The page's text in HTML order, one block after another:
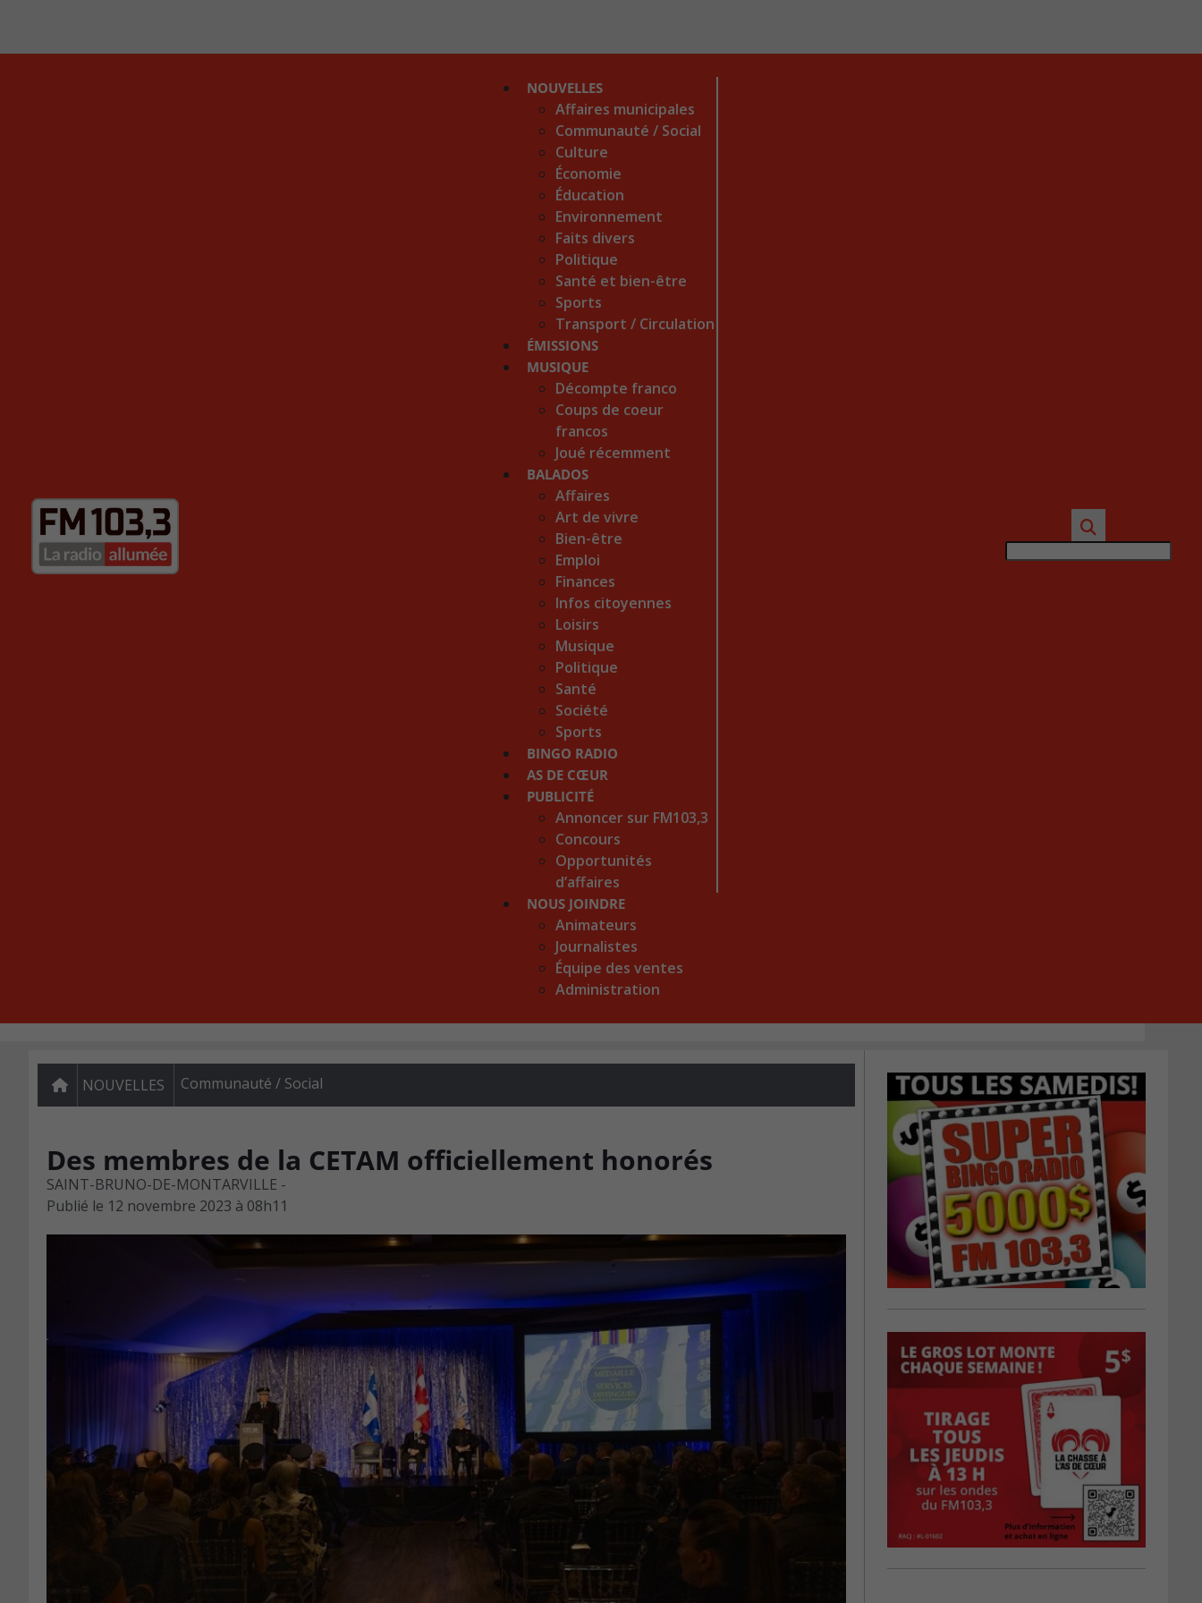
NOUVELLES
Affaires municipales
Communauté / Social
Culture
Économie
Éducation
Environnement
Faits divers
Politique
Santé et bien-être
Sports
Transport / Circulation
ÉMISSIONS
MUSIQUE
Décompte franco
Coups de coeur
francos
Joué récemment
BALADOS
Affaires
Art de vivre
Bien-être
Emploi
Finances
Infos citoyennes
Loisirs
Musique
Politique
Santé
Société
Sports
BINGO RADIO
AS DE CŒUR
PUBLICITÉ
Annoncer sur FM103,3
Concours
Opportunités
d’affaires
NOUS JOINDRE
Animateurs
Journalistes
Équipe des ventes
Administration
NOUVELLES Communauté / Social
Des membres de la CETAM officiellement honorés
SAINT-BRUNO-DE-MONTARVILLE -
Publié le 12 novembre 2023 à 08h11